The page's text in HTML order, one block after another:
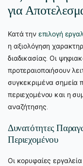
για
Κατά την επιλογή
η αξιολόγηση
διαδικασίας. Οι
προτεραιοποιήσουν
συγκεκριμένα σημεία
περιεχομένου και η
αναζήτησης.
Δυνατότητες
Περιεχομένου
Οι κορυφαίες